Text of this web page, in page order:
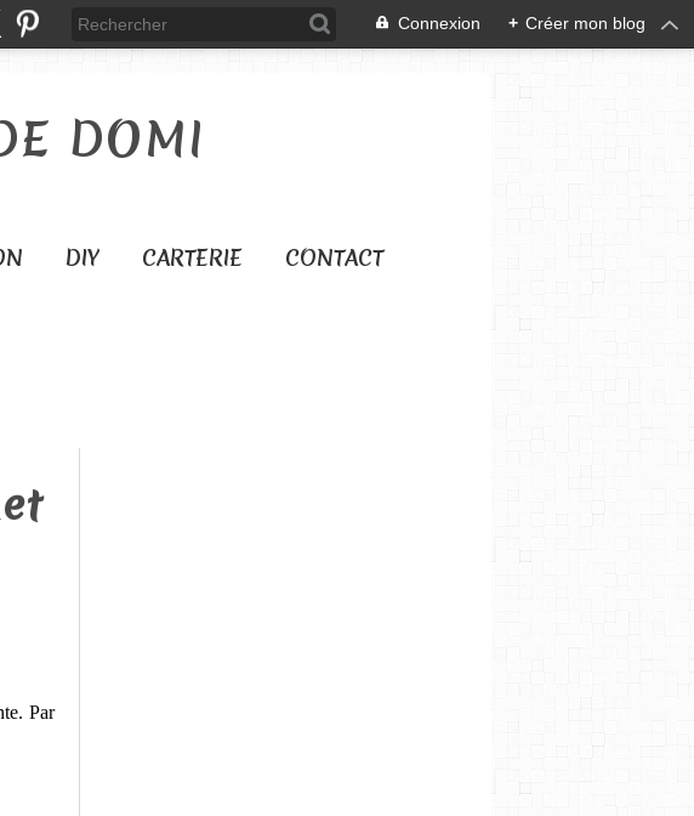
Connexion + Créer mon blog
DOMI
DIY CARTERIE CONTACT
Par